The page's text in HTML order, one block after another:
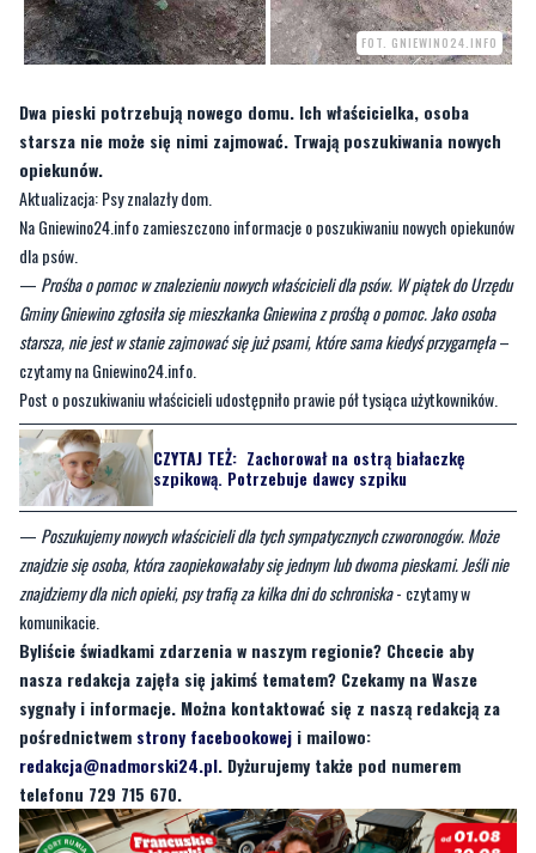
Dwa pieski potrzebują nowego domu. Ich właścicielka, osoba
starsza nie może się nimi zajmować. Trwają poszukiwania nowych
Aktualizacja: Psy znalazły dom.
Na Gniewino24.info zamieszczono informacje o poszukiwaniu nowych opiekunów
dla psów.
—Prośba o pomoc w znalezieniu nowych właścicieli dla psów. W piątek do Urzędu
Gminy Gniewino zgłosiła się mieszkanka Gniewina z prośbą o pomoc. Jako osoba
starsza, nie jest w stanie zajmować się już psami, które sama kiedyś przygarnęła
czytamy na Gniewino24.info.
Post o poszukiwaniu właścicieli udostępniło prawie pół tysiąca użytkowników.
CZYTAJ TEŻ:
szpikową. Potrzebuje dawcy szpiku
—Poszukujemy nowych właścicieli dla tych sympatycznych czworonogów. Może
znajdzie się osoba, która zaopiekowałaby się jednym lub dwoma pieskami. Jeśli nie
znajdziemy dla nich opieki, psy trafią za kilka dni do schroniska- czytamy w
komunikacie.
Byliście świadkami zdarzenia w naszym regionie? Chcecie aby
nasza redakcja zajęła się jakimś tematem? Czekamy na Wasze
sygnały i informacje. Można kontaktować się z naszą redakcją za
pośrednictwemstrony facebookoweji mailowo:
redakcja@nadmorski24.pl. Dyżurujemy także pod numerem
telefonu 729 715 670.